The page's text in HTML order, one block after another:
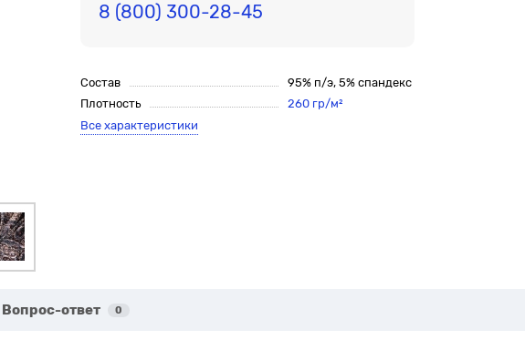
8 (800) 300-28-45
Состав
95% п/э, 5% спандекс
Плотность
260 гр/м²
Все характеристики
Вопрос-ответ 0